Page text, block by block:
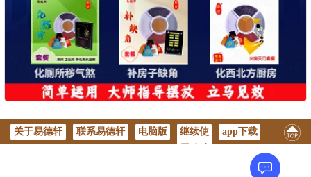
从身语意之所生 一切我今皆忏悔
十方一切诸众生 二乘有学及无学
一切如来与菩萨 所有功德皆随喜
十方所有世间灯 最初成就菩提者
我今一切皆劝请 转于无上妙法 轮
诸佛若欲示涅(niè)槃(pán) 我悉至诚而劝请
关于易德轩 联系易德轩 电脑版
继续使
app下载